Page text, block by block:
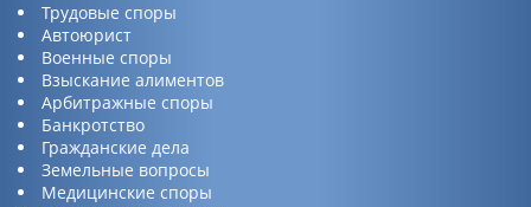
Трудовые споры
Автоюрист
Военные споры
Взыскание алиментов
Арбитражные споры
Банкротство
Гражданские дела
Земельные вопросы
Медицинские споры